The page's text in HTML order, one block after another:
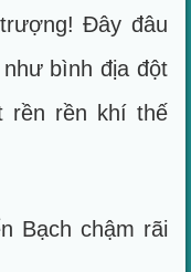
Đây đâu
bình địa đột
rền rền khí thế
Bạch chậm rãi